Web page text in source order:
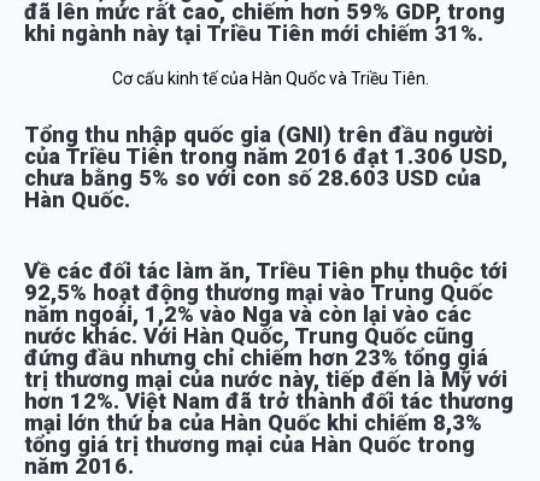
đã lên mức rất cao, chiếm hơn 59% GDP, trong
khi ngành này tại Triều Tiên mới chiếm 31%.
Cơ cấu kinh tế của Hàn Quốc và Triều Tiên.
Tổng thu nhập quốc gia (GNI) trên đầu người
của Triều Tiên trong năm 2016 đạt 1.306 USD,
chưa bằng 5% so với con số 28.603 USD của
Hàn Quốc.
Về các đối tác làm ăn, Triều Tiên phụ thuộc tới
92,5% hoạt động thương mại vào Trung Quốc
năm ngoái, 1,2% vào Nga và còn lại vào các
nước khác. Với Hàn Quốc, Trung Quốc cũng
đứng đầu nhưng chỉ chiếm hơn 23% tổng giá
trị thương mại của nước này, tiếp đến là Mỹ với
hơn 12%. Việt Nam đã trở thành đối tác thương
mại lớn thứ ba của Hàn Quốc khi chiếm 8,3%
tổng giá trị thương mại của Hàn Quốc trong
năm 2016.